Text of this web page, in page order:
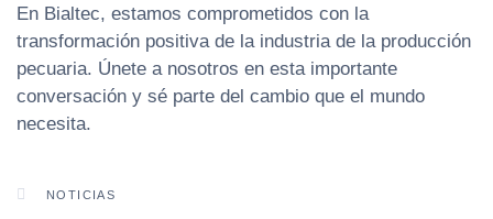
En Bialtec, estamos comprometidos con la
transformación positiva de la industria de la producción
pecuaria. Únete a nosotros en esta importante
conversación y sé parte del cambio que el mundo
necesita.
NOTICIAS